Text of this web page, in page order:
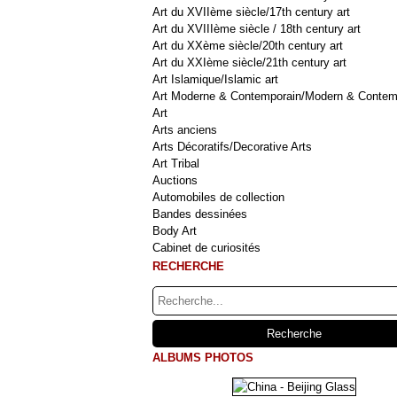
Art du XVIIème siècle/17th century art
Art du XVIIIème siècle / 18th century art
Art du XXème siècle/20th century art
Art du XXIème siècle/21th century art
Art Islamique/Islamic art
Art Moderne & Contemporain/Modern &
Art
Arts anciens
Arts Décoratifs/Decorative Arts
Art Tribal
Auctions
Automobiles de collection
Bandes dessinées
Body Art
Cabinet de curiosités
RECHERCHE
ALBUMS PHOTOS